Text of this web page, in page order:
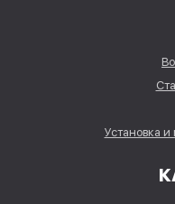
Установка